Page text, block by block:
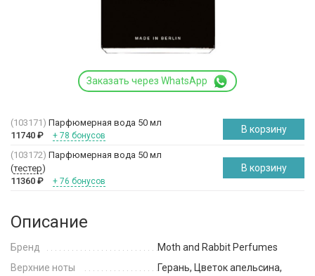
Заказать через WhatsApp
(103171) Парфюмерная вода 50 мл
11740 ₽ + 78 бонусов
В корзину
(103172) Парфюмерная вода 50 мл
(тестер)
11360 ₽ + 76 бонусов
В корзину
Описание
Бренд
Moth and Rabbit Perfumes
Верхние ноты
Герань, Цветок апельсина,